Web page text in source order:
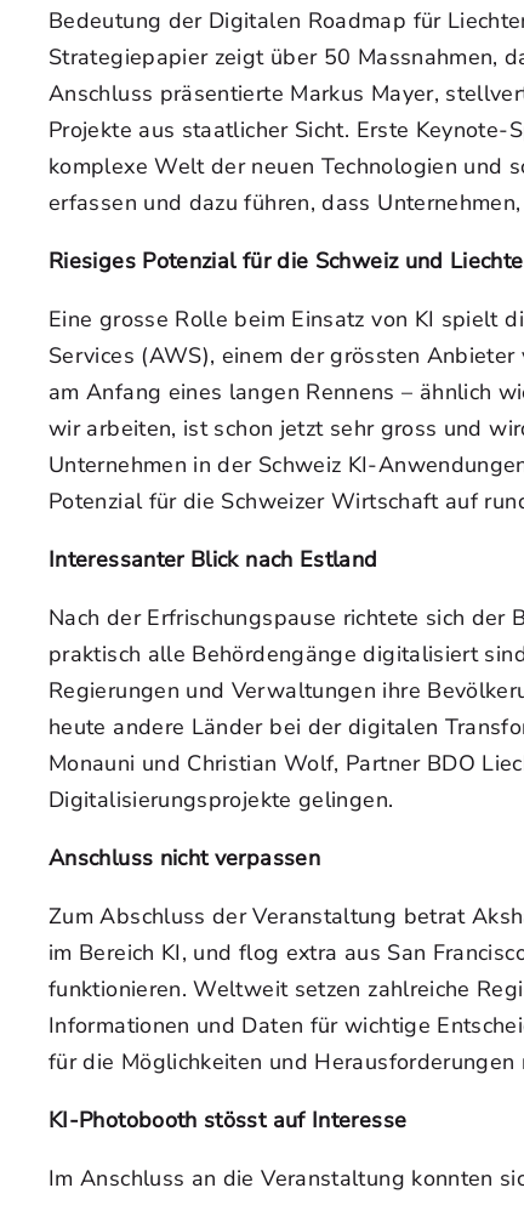
Bedeutung der Digitalen Roadmap für
Strategiepapier zeigt über 50 Massnahmen,
Anschluss präsentierte Markus Mayer,
Projekte aus staatlicher Sicht. Erste
komplexe Welt der neuen Technologien und
erfassen und dazu führen, dass
Riesiges Potenzial für die Schweiz und
Eine grosse Rolle beim Einsatz von KI spielt
Services (AWS), einem der grössten
am Anfang eines langen Rennens – ähnlich
wir arbeiten, ist schon jetzt sehr gross und
Unternehmen in der Schweiz KI-
Potenzial für die Schweizer Wirtschaft auf
Interessanter Blick nach Estland
Nach der Erfrischungspause richtete sich
praktisch alle Behördengänge digitalisiert
Regierungen und Verwaltungen ihre
heute andere Länder bei der digitalen
Monauni und Christian Wolf, Partner BDO
Digitalisierungsprojekte gelingen.
Anschluss nicht verpassen
Zum Abschluss der Veranstaltung betrat
im Bereich KI, und flog extra aus San
funktionieren. Weltweit setzen zahlreiche
Informationen und Daten für wichtige
für die Möglichkeiten und Herausforderungen
KI-Photobooth stösst auf Interesse
Im Anschluss an die Veranstaltung konnten